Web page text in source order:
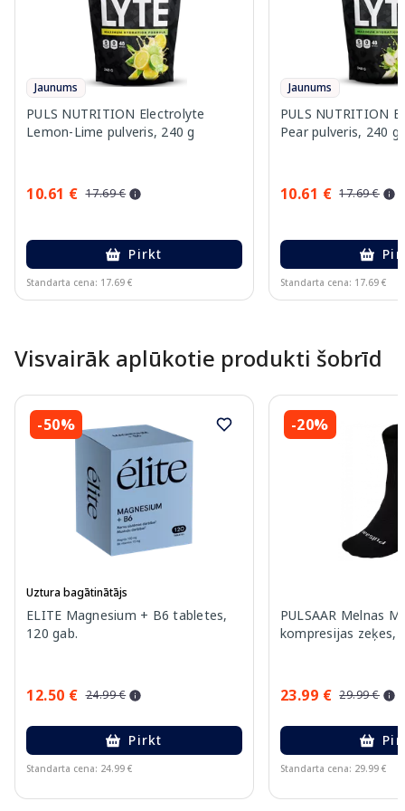
Jaunums
PULS NUTRITION Electrolyte
Lemon-Lime pulveris, 240 g
10.61 € 17.69 €
Pirkt
Standarta cena: 17.69 €
Jaunums
PULS NUTRITION
Pear pulveris, 240 g
10.61 € 17.69 €
Standarta cena: 17.69 €
Visvairāk aplūkotie produkti šobrīd
-50%
Uztura bagātinātājs
ELITE Magnesium + B6 tabletes,
120 gab.
12.50 € 24.99 €
Pirkt
Standarta cena: 24.99 €
-20%
PULSAAR Melnas
kompresijas zeķes,
23.99 € 29.99 €
Standarta cena: 29.99 €